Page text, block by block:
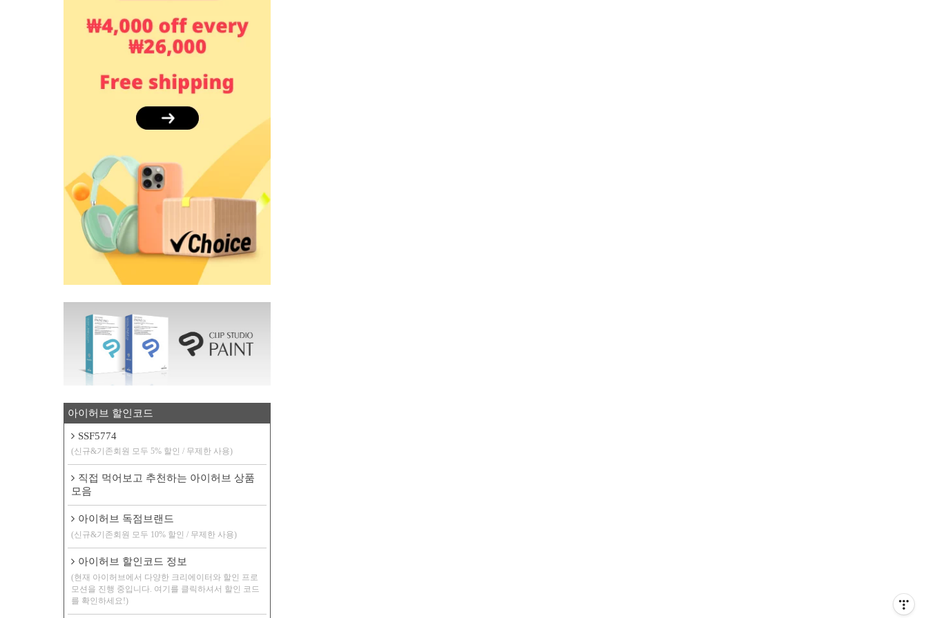
아이허브 할인코드
SSF5774
(신규&기존회원 모두 5% 할인 / 무제한 사용)
직접 먹어보고 추천하는 아이허브 상품
모음
아이허브 독점브랜드
(신규&기존회원 모두 10% 할인 / 무제한 사용)
아이허브 할인코드 정보
(현재 아이허브에서 다양한 크리에이터와 할인 프로
모션을 진행 중입니다. 여기를 클릭하셔서 할인 코드
를 확인하세요!)